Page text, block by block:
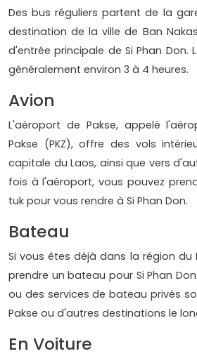
Des bus réguliers partent de la
destination de la ville de Ban
d'entrée principale de Si Phan Don.
généralement environ 3 à 4 heures.
Avion
L'aéroport de Pakse, appelé
Pakse (PKZ), offre des vols
capitale du Laos, ainsi que vers
fois à l'aéroport, vous pouvez
tuk pour vous rendre à Si Phan Don.
Bateau
Si vous êtes déjà dans la région du
prendre un bateau pour Si Phan
ou des services de bateau privés
Pakse ou d'autres destinations le
En Voiture